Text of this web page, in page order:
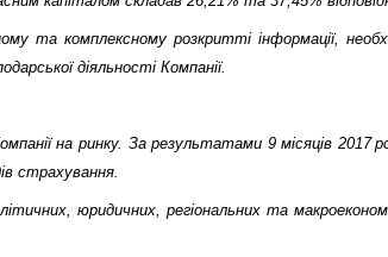
та комплексному розкритті інформації,
діяльності Компанії.
на ринку. За результатами 9 місяців 2017
страхування.
юридичних, регіональних та